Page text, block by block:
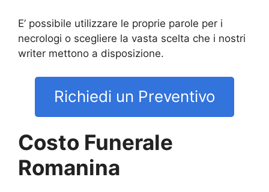
E’ possibile utilizzare le proprie parole per i
necrologi o scegliere la vasta scelta che i nostri
writer mettono a disposizione.
Richiedi un Preventivo
Costo Funerale
Romanina